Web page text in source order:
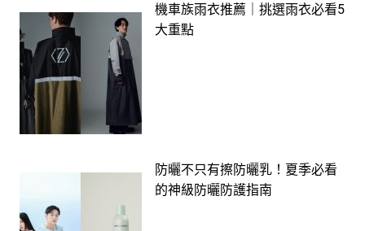
機車族雨衣推薦｜挑選雨衣必看5
大重點
防曬不只有擦防曬乳！夏季必看
的神級防曬防護指南